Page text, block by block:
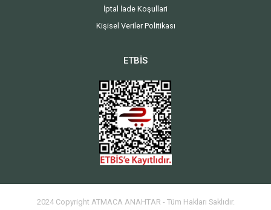
İptal İade Koşullari
Kişisel Veriler Politikası
ETBİS
2024 Copyright ATMACA ANAHTAR - Tüm Hakları Saklıdır.